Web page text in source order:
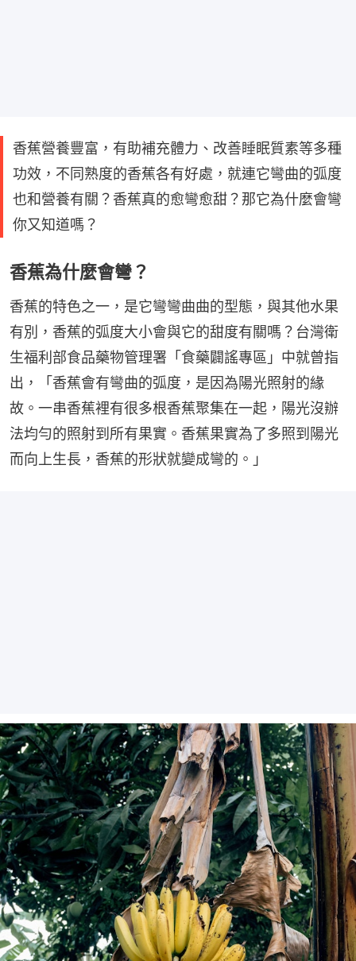
香蕉營養豐富，有助補充體力、改善睡眠質素等多種
功效，不同熟度的香蕉各有好處，就連它彎曲的弧度
也和營養有關？香蕉真的愈彎愈甜？那它為什麼會彎
你又知道嗎？
香蕉為什麼會彎？
香蕉的特色之一，是它彎彎曲曲的型態，與其他水果
有別，香蕉的弧度大小會與它的甜度有關嗎？台灣衛
生福利部食品藥物管理署「食藥闢謠專區」中就曾指
出，「香蕉會有彎曲的弧度，是因為陽光照射的緣
故。一串香蕉裡有很多根香蕉聚集在一起，陽光沒辦
法均勻的照射到所有果實。香蕉果實為了多照到陽光
而向上生長，香蕉的形狀就變成彎的。」